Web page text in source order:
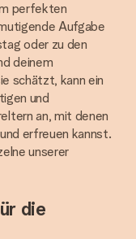
perfekten
Aufgabe
oder zu den
deinem
schätzt, kann ein
und
an, mit denen
erfreuen kannst.
unserer
die